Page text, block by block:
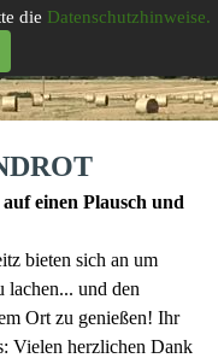
die Datenschutzhinweise.
einen Plausch und
bieten sich an um
lachen... und den
Ort zu genießen! Ihr
Vielen herzlichen Dank